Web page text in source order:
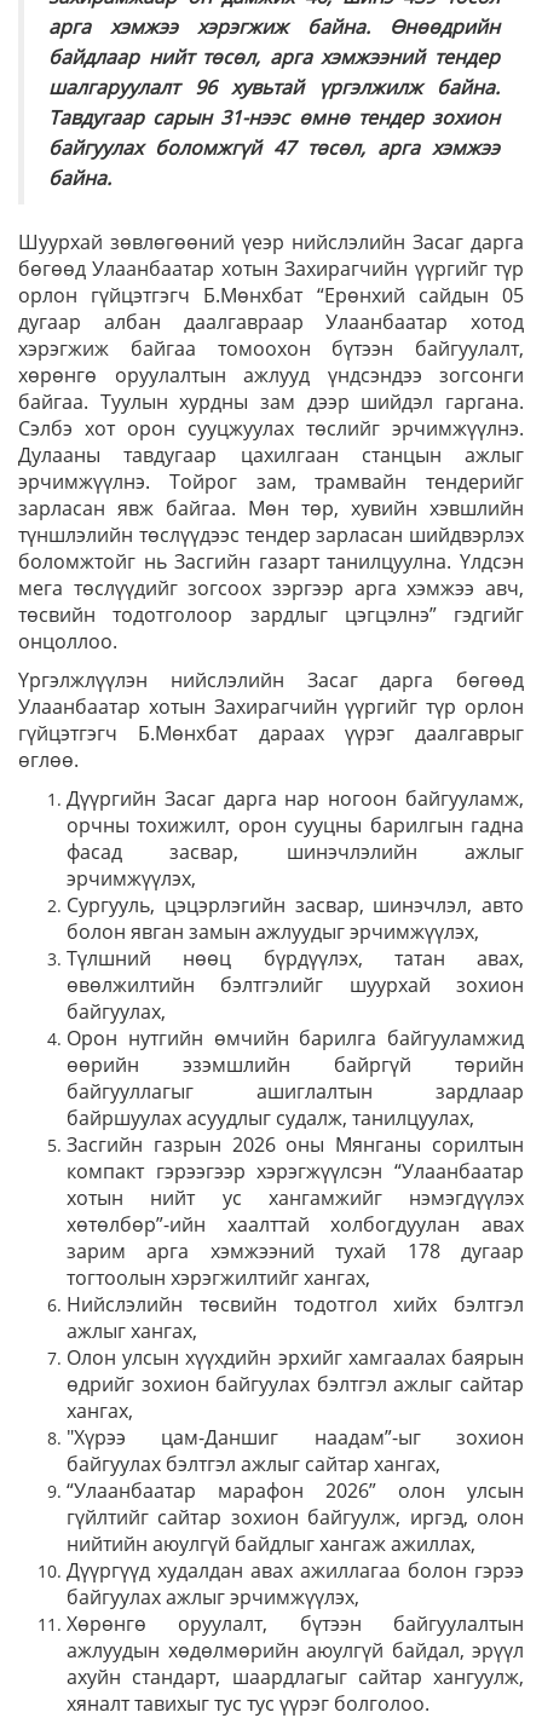
арга хэмжээ хэрэгжиж байна. Өнөөдрийн
байдлаар нийт төсөл, арга хэмжээний тендер
шалгаруулалт 96 хувьтай үргэлжилж байна.
Тавдугаар сарын 31-нээс өмнө тендер зохион
байгуулах боломжгүй 47 төсөл, арга хэмжээ
байна.
Шуурхай зөвлөгөөний үеэр нийслэлийн Засаг дарга
бөгөөд Улаанбаатар хотын Захирагчийн үүргийг түр
орлон гүйцэтгэгч Б.Мөнхбат “Ерөнхий сайдын 05
дугаар албан даалгавраар Улаанбаатар хотод
хэрэгжиж байгаа томоохон бүтээн байгуулалт,
хөрөнгө оруулалтын ажлууд үндсэндээ зогсонги
байгаа. Туулын хурдны зам дээр шийдэл гаргана.
Сэлбэ хот орон сууцжуулах төслийг эрчимжүүлнэ.
Дулааны тавдугаар цахилгаан станцын ажлыг
эрчимжүүлнэ. Тойрог зам, трамвайн тендерийг
зарласан явж байгаа. Мөн төр, хувийн хэвшлийн
түншлэлийн төслүүдээс тендер зарласан шийдвэрлэх
боломжтойг нь Засгийн газарт танилцуулна. Үлдсэн
мега төслүүдийг зогсоох зэргээр арга хэмжээ авч,
төсвийн тодотголоор зардлыг цэгцэлнэ” гэдгийг
онцоллоо.
Үргэлжлүүлэн нийслэлийн Засаг дарга бөгөөд
Улаанбаатар хотын Захирагчийн үүргийг түр орлон
гүйцэтгэгч Б.Мөнхбат дараах үүрэг даалгаврыг
өглөө.
Дүүргийн Засаг дарга нар ногоон байгууламж,
орчны тохижилт, орон сууцны барилгын гадна
фасад засвар, шинэчлэлийн ажлыг
эрчимжүүлэх,
Сургууль, цэцэрлэгийн засвар, шинэчлэл, авто
болон явган замын ажлуудыг эрчимжүүлэх,
Түлшний нөөц бүрдүүлэх, татан авах,
өвөлжилтийн бэлтгэлийг шуурхай зохион
байгуулах,
Орон нутгийн өмчийн барилга байгууламжид
өөрийн эзэмшлийн байргүй төрийн
байгууллагыг ашиглалтын зардлаар
байршуулах асуудлыг судалж, танилцуулах,
Засгийн газрын 2026 оны Мянганы сорилтын
компакт гэрээгээр хэрэгжүүлсэн “Улаанбаатар
хотын нийт ус хангамжийг нэмэгдүүлэх
хөтөлбөр”-ийн хаалттай холбогдуулан авах
зарим арга хэмжээний тухай 178 дугаар
тогтоолын хэрэгжилтийг хангах,
Нийслэлийн төсвийн тодотгол хийх бэлтгэл
ажлыг хангах,
Олон улсын хүүхдийн эрхийг хамгаалах баярын
өдрийг зохион байгуулах бэлтгэл ажлыг сайтар
хангах,
"Хүрээ цам-Даншиг наадам”-ыг зохион
байгуулах бэлтгэл ажлыг сайтар хангах,
“Улаанбаатар марафон 2026” олон улсын
гүйлтийг сайтар зохион байгуулж, иргэд, олон
нийтийн аюулгүй байдлыг хангаж ажиллах,
Дүүргүүд худалдан авах ажиллагаа болон гэрээ
байгуулах ажлыг эрчимжүүлэх,
Хөрөнгө оруулалт, бүтээн байгуулалтын
ажлуудын хөдөлмөрийн аюулгүй байдал, эрүүл
ахуйн стандарт, шаардлагыг сайтар хангуулж,
хяналт тавихыг тус тус үүрэг болголоо.